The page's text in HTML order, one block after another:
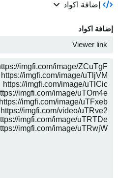
إضافة اكواد
إضافة اكواد